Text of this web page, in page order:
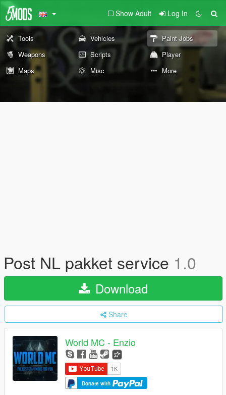
Show Adult Log In
Tools Vehicles
Paint Jobs
Weapons
Scripts
Player
Maps
Misc More
Post NL pakket service 1.0
Download
Share
World MC - Enzio
Donate with